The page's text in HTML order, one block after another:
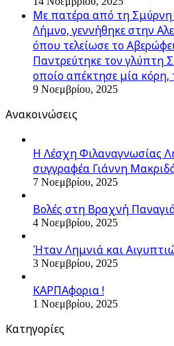
Με πατέρα από τη
Λήμνο, γεννήθηκε στην
όπου τελείωσε το
Παντρεύτηκε τον γλύπτη
οποίο απέκτησε μία
9 Νοεμβρίου, 2025
Ανακοινώσεις
Η Λέσχη Φιλαναγνωσίας
συγγραφέα Γιάννη
7 Νοεμβρίου, 2025
Βολές στη Βραχνή
4 Νοεμβρίου, 2025
Ήταν Λημνιά και
3 Νοεμβρίου, 2025
ΚΑΡΠΑφορια !
1 Νοεμβρίου, 2025
Kατηγορίες